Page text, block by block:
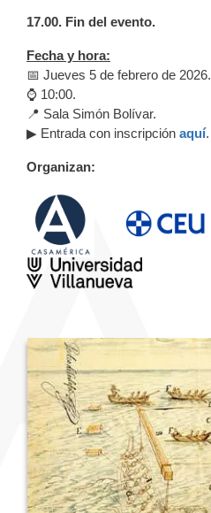
17.00. Fin del evento.
Fecha y hora:
📅 Jueves 5 de febrero de 2026.
⌚ 10:00.
📍 Sala Simón Bolívar.
▶ Entrada con inscripción aquí.
Organizan: